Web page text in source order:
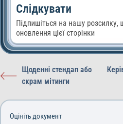
Слідкувати
Підпишіться на нашу розсилку,
оновлення цієї сторінки
Щоденні стендап або
скрам мітинги
Оцініть документ